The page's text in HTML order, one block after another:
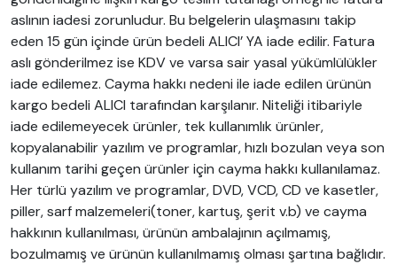
aslının iadesi zorunludur. Bu belgelerin ulaşmasını takip
eden 15 gün içinde ürün bedeli ALICI’ YA iade edilir. Fatura
aslı gönderilmez ise KDV ve varsa sair yasal yükümlülükler
iade edilemez. Cayma hakkı nedeni ile iade edilen ürünün
kargo bedeli ALICI tarafından karşılanır. Niteliği itibariyle
iade edilemeyecek ürünler, tek kullanımlık ürünler,
kopyalanabilir yazılım ve programlar, hızlı bozulan veya son
kullanım tarihi geçen ürünler için cayma hakkı kullanılamaz.
Her türlü yazılım ve programlar, DVD, VCD, CD ve kasetler,
piller, sarf malzemeleri(toner, kartuş, şerit v.b) ve cayma
hakkının kullanılması, ürünün ambalajının açılmamış,
bozulmamış ve ürünün kullanılmamış olması şartına bağlıdır.